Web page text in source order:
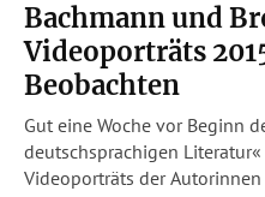
Bachmann und
Videoporträts
Beobachten
Gut eine Woche vor Beginn
deutschsprachigen
Videoporträts der